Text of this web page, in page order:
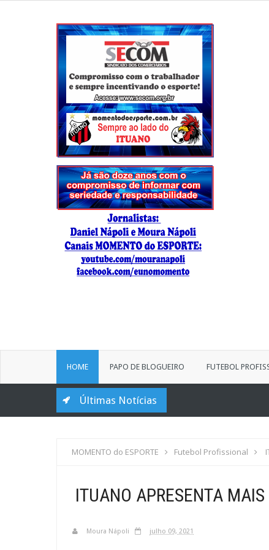
HOME PAPO DE BLOGUEIRO FUTEBOL
Últimas Notícias
MOMENTO do ESPORTE Futebol Profissional
ITUANO APRESENTA MAIS
Moura Nápoli julho 09, 2021